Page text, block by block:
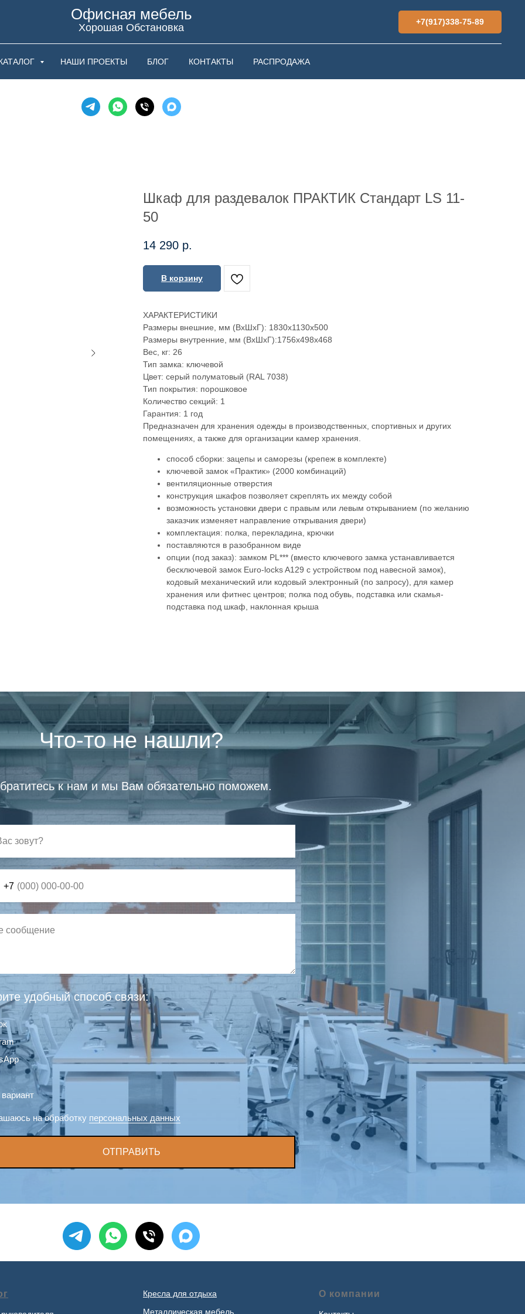
Офисная мебель
Хорошая Обстановка +7(917)338-75-89
НАШИ ПРОЕКТЫ БЛОГ КОНТАКТЫ РАСПРОДАЖА
Шкаф для раздевалок ПРАКТИК Стандарт LS 11-
50
14 290 р.
В корзину
ХАРАКТЕРИСТИКИ
Размеры внешние, мм (ВхШхГ): 1830x1130x500
Размеры внутренние, мм (ВхШхГ):1756x498x468
Вес, кг: 26
Тип замка: ключевой
Цвет: серый полуматовый (RAL 7038)
Тип покрытия: порошковое
Количество секций: 1
Гарантия: 1 год
Предназначен для хранения одежды в производственных, спортивных и других
помещениях, а также для организации камер хранения.
способ сборки: зацепы и саморезы (крепеж в комплекте)
ключевой замок «Практик» (2000 комбинаций)
вентиляционные отверстия
конструкция шкафов позволяет скреплять их между собой
возможность установки двери с правым или левым открыванием (по желанию
заказчик изменяет направление открывания двери)
комплектация: полка, перекладина, крючки
поставляются в разобранном виде
опции (под заказ): замком PL*** (вместо ключевого замка устанавливается
бесключевой замок Euro-locks A129 с устройством под навесной замок),
кодовый механический или кодовый электронный (по запросу), для камер
хранения или фитнес центров; полка под обувь, подставка или скамья-
подставка под шкаф, наклонная крыша
Что-то не нашли?
к нам и мы Вам обязательно поможем.
+7
удобный способ связи:
на обработку персональных данных
ОТПРАВИТЬ
Кресла для отдыха
Металлическая мебель
О компании